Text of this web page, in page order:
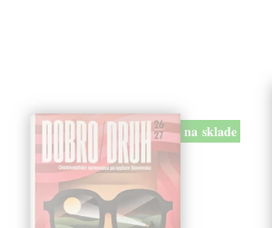
na sklade